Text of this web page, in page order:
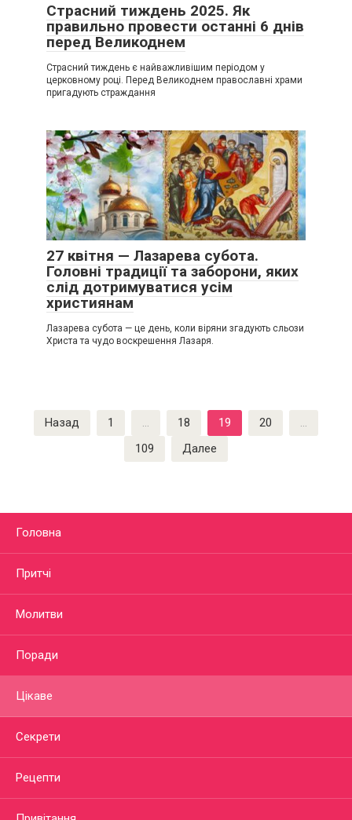
Страсний тиждень 2025. Як
правильно провести останні 6 днів
перед Великоднем
Страсний тиждень є найважливішим періодом у
церковному році. Перед Великоднем православні храми
пригадують страждання
27 квітня — Лазарева субота.
Головні традиції та заборони, яких
слід дотримуватися усім
християнам
Лазарева субота — це день, коли віряни згадують сльози
Христа та чудо воскрешення Лазаря.
Пагинация
записей
Назад 1 … 18 19 20
…
109
Далее
Головна
Притчі
Молитви
Поради
Цікаве
Секрети
Рецепти